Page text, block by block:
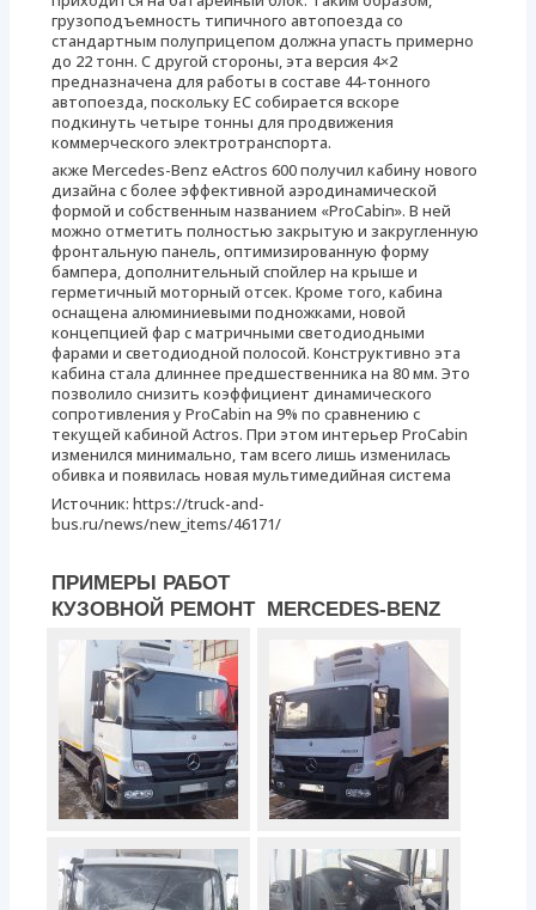
грузоподъемность типичного автопоезда со
стандартным полуприцепом должна упасть примерно
до 22 тонн. С другой стороны, эта версия 4×2
предназначена для работы в составе 44-тонного
автопоезда, поскольку ЕС собирается вскоре
подкинуть четыре тонны для продвижения
коммерческого электротранспорта.
акже Mercedes-Benz eActros 600 получил кабину нового
дизайна с более эффективной аэродинамической
формой и собственным названием «ProCabin». В ней
можно отметить полностью закрытую и закругленную
фронтальную панель, оптимизированную форму
бампера, дополнительный спойлер на крыше и
герметичный моторный отсек. Кроме того, кабина
оснащена алюминиевыми подножками, новой
концепцией фар с матричными светодиодными
фарами и светодиодной полосой. Конструктивно эта
кабина стала длиннее предшественника на 80 мм. Это
позволило снизить коэффициент динамического
сопротивления у ProCabin на 9% по сравнению с
текущей кабиной Actros. При этом интерьер ProCabin
изменился минимально, там всего лишь изменилась
обивка и появилась новая мультимедийная система
Источник: https://truck-and-
bus.ru/news/new_items/46171/
ПРИМЕРЫ РАБОТ
КУЗОВНОЙ РЕМОНТ MERCEDES-BENZ